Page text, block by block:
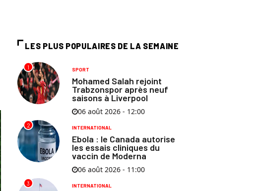
LES PLUS POPULAIRES DE LA SEMAINE
1 SPORT
Mohamed Salah rejoint
Trabzonspor après neuf
saisons à Liverpool
06 août 2026 - 12:00
2 INTERNATIONAL
Ebola : le Canada autorise
les essais cliniques du
vaccin de Moderna
06 août 2026 - 11:00
3 INTERNATIONAL